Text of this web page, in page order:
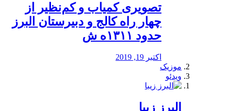
️تصویری کمیاب و کم‌نظیر از
چهار راه كالج و دبيرستان البرز
حدود ۱۳۱۱ه ش
اکتبر 19, 2019
موزیک
ویدئو
البرز زیبا